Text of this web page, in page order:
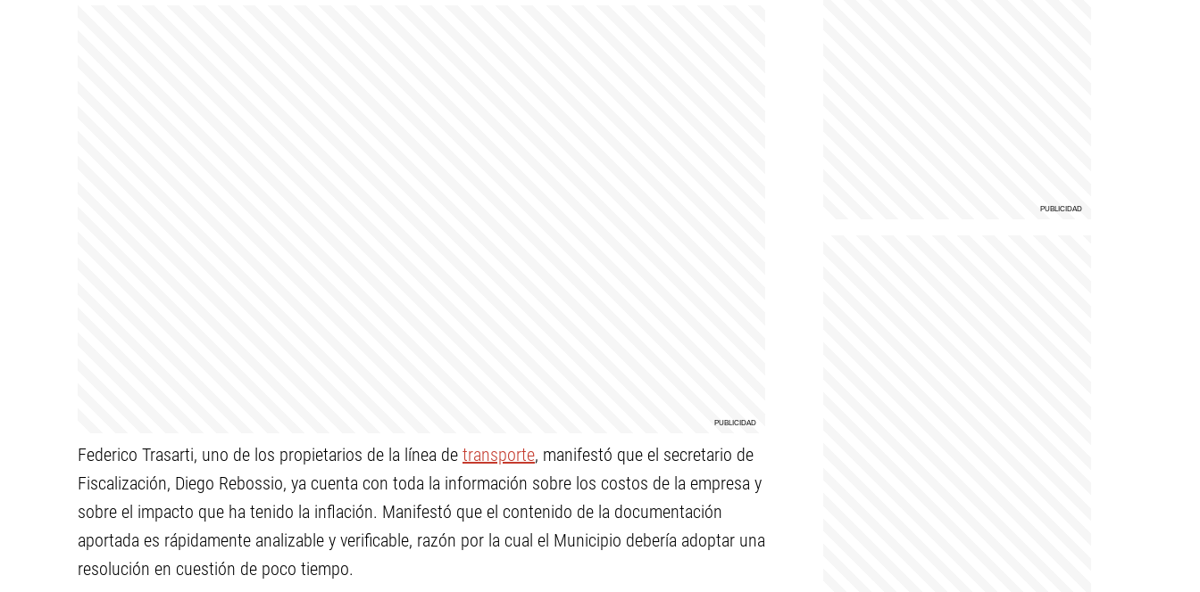
Federico Trasarti, uno de los propietarios de la línea de transporte, manifestó que el secretario de
Fiscalización, Diego Rebossio, ya cuenta con toda la información sobre los costos de la empresa y
sobre el impacto que ha tenido la inflación. Manifestó que el contenido de la documentación
aportada es rápidamente analizable y verificable, razón por la cual el Municipio debería adoptar una
resolución en cuestión de poco tiempo.